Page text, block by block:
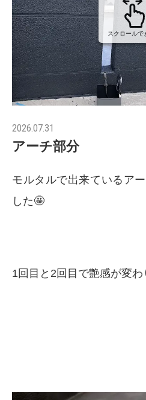
スクロールで
2026.07.31
アーチ部分
モルタルで出来ているア
した🤩
1回目と2回目で艶感が変わ